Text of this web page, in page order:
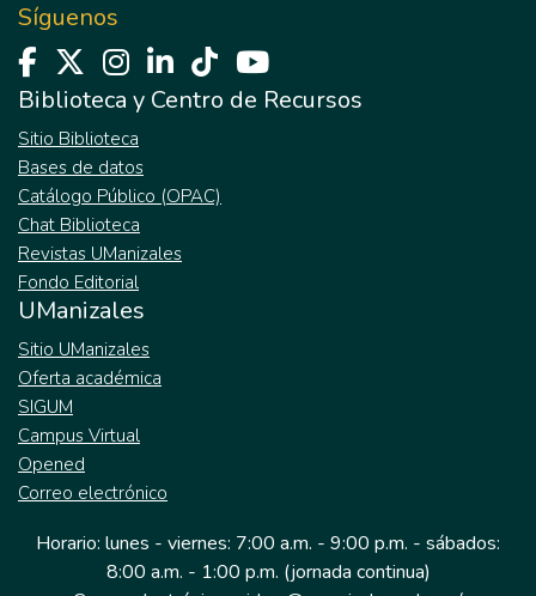
Síguenos
Biblioteca y Centro de Recursos
Sitio Biblioteca
Bases de datos
Catálogo Público (OPAC)
Chat Biblioteca
Revistas UManizales
Fondo Editorial
UManizales
Sitio UManizales
Oferta académica
SIGUM
Campus Virtual
Opened
Correo electrónico
Horario: lunes - viernes: 7:00 a.m. - 9:00 p.m. - sábados:
8:00 a.m. - 1:00 p.m. (jornada continua)